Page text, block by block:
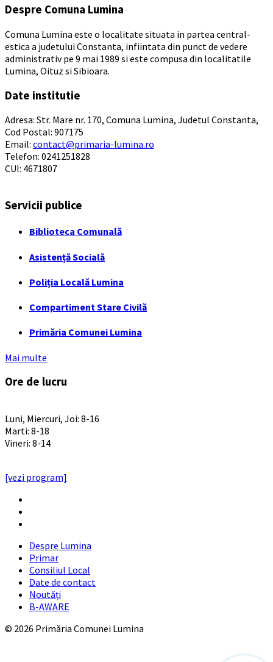
Despre Comuna Lumina
Comuna Lumina este o localitate situata in partea central-
estica a judetului Constanta, infiintata din punct de vedere
administrativ pe 9 mai 1989 si este compusa din localitatile
Lumina, Oituz si Sibioara.
Date institutie
Adresa: Str. Mare nr. 170, Comuna Lumina, Judetul Constanta,
Cod Postal: 907175
Email: contact@primaria-lumina.ro
Telefon: 0241251828
CUI: 4671807
Servicii publice
Biblioteca Comunală
Asistență Socială
Poliția Locală Lumina
Compartiment Stare Civilă
Primăria Comunei Lumina
Mai multe
Ore de lucru
Luni, Miercuri, Joi: 8-16
Marti: 8-18
Vineri: 8-14
[vezi program]
Despre Lumina
Primar
Consiliul Local
Date de contact
Noutăți
B-AWARE
© 2026 Primăria Comunei Lumina